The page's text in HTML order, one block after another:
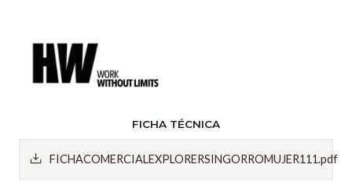
FICHA TÉCNICA
FICHACOMERCIALEXPLORERSINGORROMUJER111.pdf